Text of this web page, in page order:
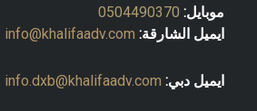
موبايل: 0504490370
ايميل الشارقة: info@khalifaadv.com
ايميل دبي: info.dxb@khalifaadv.com